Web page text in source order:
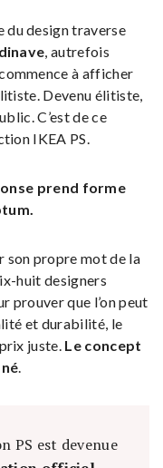
du design traverse
, autrefois
à afficher
Devenu élitiste,
C’est de ce
IKEA PS.
prend forme
son propre mot de la
huit designers
prouver que l’on peut
et durabilité, le
juste. Le concept
.
PS est devenue